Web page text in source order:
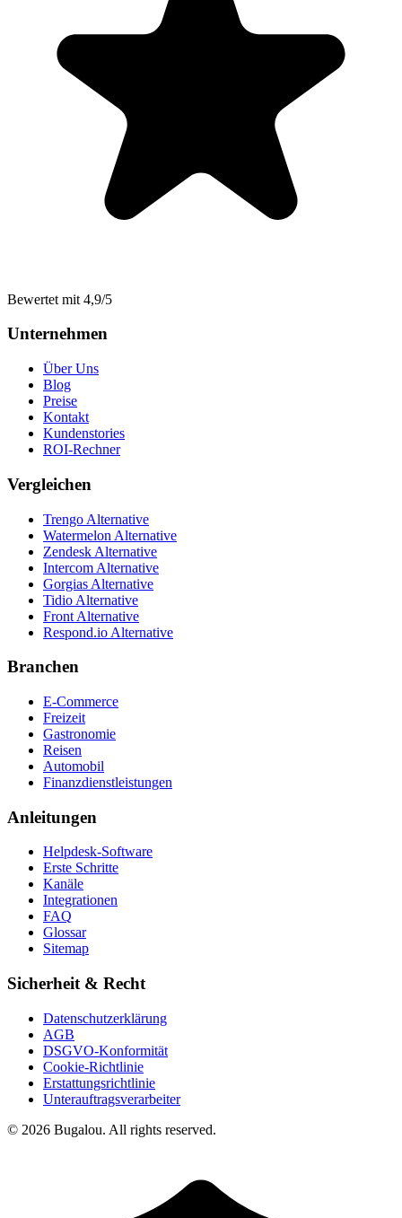
Bewertet mit 4,9/5
Unternehmen
Über Uns
Blog
Preise
Kontakt
Kundenstories
ROI-Rechner
Vergleichen
Trengo Alternative
Watermelon Alternative
Zendesk Alternative
Intercom Alternative
Gorgias Alternative
Tidio Alternative
Front Alternative
Respond.io Alternative
Branchen
E-Commerce
Freizeit
Gastronomie
Reisen
Automobil
Finanzdienstleistungen
Anleitungen
Helpdesk-Software
Erste Schritte
Kanäle
Integrationen
FAQ
Glossar
Sitemap
Sicherheit & Recht
Datenschutzerklärung
AGB
DSGVO-Konformität
Cookie-Richtlinie
Erstattungsrichtlinie
Unterauftragsverarbeiter
© 2026 Bugalou. All rights reserved.